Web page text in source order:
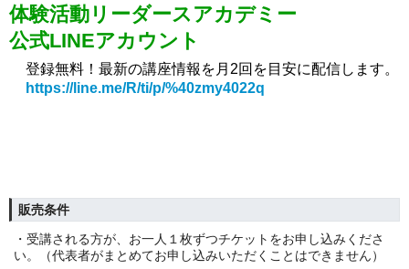
体験活動リーダースアカデミー
公式LINEアカウント
登録無料！最新の講座情報を月2回を 目安に配信します。
https://line.me/R/ti/p/%40zmy4022q
販売条件
・受講される方が、お一人１枚ずつチケットをお申し込みくださ
い。（代表者がまとめてお申し込みいただくことはできません）